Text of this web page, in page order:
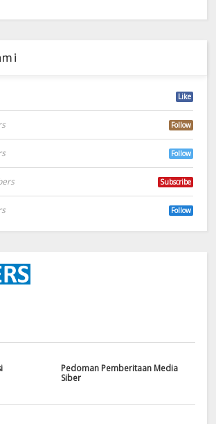
Like
Follow
Follow
Subscribe
Follow
Pedoman Pemberitaan Media
Siber